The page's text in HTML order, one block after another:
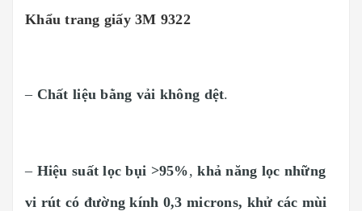
Khẩu trang giấy 3M 9322
– Chất liệu bằng vải không dệt.
– Hiệu suất lọc bụi >95%,khả năng lọc những
vi rút có đường kính 0,3 microns, khử các mùi